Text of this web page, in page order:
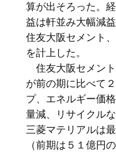
算が出そろった。
益は軒並み大幅減
住友大阪セメント
を計上した。
住友大阪セメン
が前の期に比べて
プ、エネルギー価
量減、リサイクル
三菱マテリアルは
（前期は５１億円